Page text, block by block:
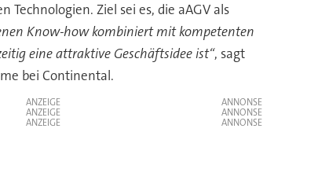
Ziel sei es, die aAGV als
Know-how kombiniert mit kompetenten
eine attraktive Geschäftsidee ist“, sagt
bei Continental.
ANZEIGE
ANZEIGE
ANZEIGE